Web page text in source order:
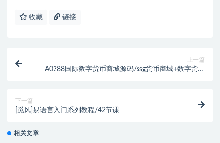
收藏 链接
上一篇
A0288国际数字货币商城源码/ssg货币商城+数字货币
下一篇
[觅风]易语言入门系列教程/42节课
相关文章